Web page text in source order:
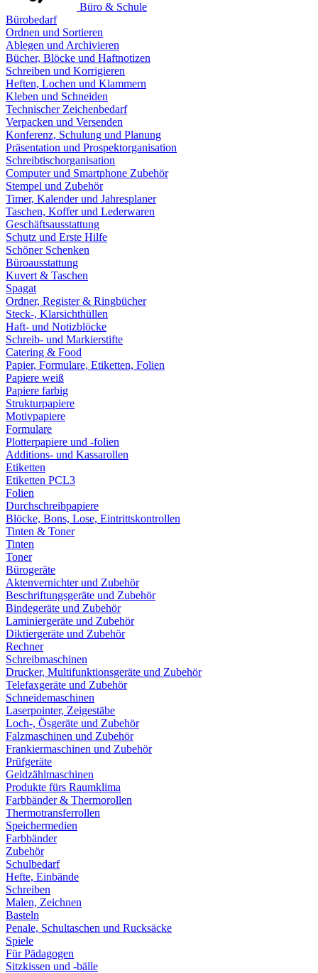
Büro & Schule
Bürobedarf
Ordnen und Sortieren
Ablegen und Archivieren
Bücher, Blöcke und Haftnotizen
Schreiben und Korrigieren
Heften, Lochen und Klammern
Kleben und Schneiden
Technischer Zeichenbedarf
Verpacken und Versenden
Konferenz, Schulung und Planung
Präsentation und Prospektorganisation
Schreibtischorganisation
Computer und Smartphone Zubehör
Stempel und Zubehör
Timer, Kalender und Jahresplaner
Taschen, Koffer und Lederwaren
Geschäftsausstattung
Schutz und Erste Hilfe
Schöner Schenken
Büroausstattung
Kuvert & Taschen
Spagat
Ordner, Register & Ringbücher
Steck-, Klarsichthüllen
Haft- und Notizblöcke
Schreib- und Markierstifte
Catering & Food
Papier, Formulare, Etiketten, Folien
Papiere weiß
Papiere farbig
Strukturpapiere
Motivpapiere
Formulare
Plotterpapiere und -folien
Additions- und Kassarollen
Etiketten
Etiketten PCL3
Folien
Durchschreibpapiere
Blöcke, Bons, Lose, Eintrittskontrollen
Tinten & Toner
Tinten
Toner
Bürogeräte
Aktenvernichter und Zubehör
Beschriftungsgeräte und Zubehör
Bindegeräte und Zubehör
Laminiergeräte und Zubehör
Diktiergeräte und Zubehör
Rechner
Schreibmaschinen
Drucker, Multifunktionsgeräte und Zubehör
Telefaxgeräte und Zubehör
Schneidemaschinen
Laserpointer, Zeigestäbe
Loch-, Ösgeräte und Zubehör
Falzmaschinen und Zubehör
Frankiermaschinen und Zubehör
Prüfgeräte
Geldzählmaschinen
Produkte fürs Raumklima
Farbbänder & Thermorollen
Thermotransferrollen
Speichermedien
Farbbänder
Zubehör
Schulbedarf
Hefte, Einbände
Schreiben
Malen, Zeichnen
Basteln
Penale, Schultaschen und Rucksäcke
Spiele
Für Pädagogen
Sitzkissen und -bälle